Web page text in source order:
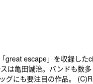
great escape」を収録した
は亀田誠治。バンドも数
グにも要注目の作品。